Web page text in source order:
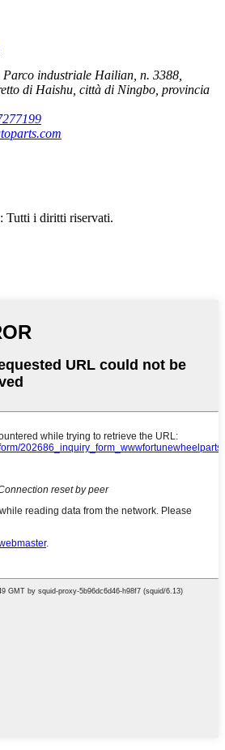
Parco industriale Hailian, n. 3388,
di Haishu, città di Ningbo, provincia
Tutti i diritti riservati.